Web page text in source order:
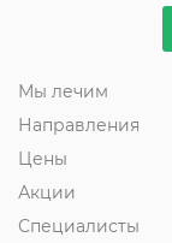
Мы лечим
Направления
Цены
Акции
Специалисты